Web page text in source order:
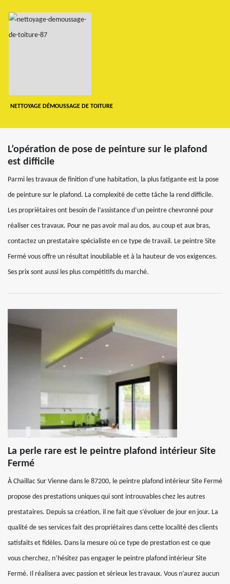
NETTOYAGE DÉMOUSSAGE DE TOITURE
L’opération de pose de peinture sur le plafond
est difficile
Parmi les travaux de finition d’une habitation, la plus fatigante est la pose
de peinture sur le plafond. La complexité de cette tâche la rend difficile.
Les propriétaires ont besoin de l’assistance d’un peintre chevronné pour
réaliser ces travaux. Pour ne pas avoir mal au dos, au coup et aux bras,
contactez un prestataire spécialiste en ce type de travail. Le peintre Site
Fermé vous offre un résultat inoubliable et à la hauteur de vos exigences.
Ses prix sont aussi les plus compétitifs du marché.
La perle rare est le peintre plafond intérieur Site
Fermé
À Chaillac Sur Vienne dans le 87200, le peintre plafond intérieur Site Fermé
propose des prestations uniques qui sont introuvables chez les autres
prestataires. Depuis sa création, il ne fait que s’évoluer de jour en jour. La
qualité de ses services fait des propriétaires dans cette localité des clients
satisfaits et fidèles. Dans la mesure où ce type de prestation est ce que
vous cherchez, n’hésitez pas engager le peintre plafond intérieur Site
Fermé. Il réalisera avec passion et sérieux les travaux. Vous n’aurez aucun